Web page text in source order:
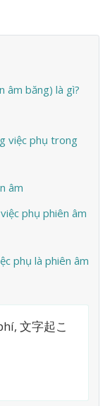
âm băng) là gì?
việc phụ trong
âm
phụ phiên âm
phụ là phiên âm
文字起こ